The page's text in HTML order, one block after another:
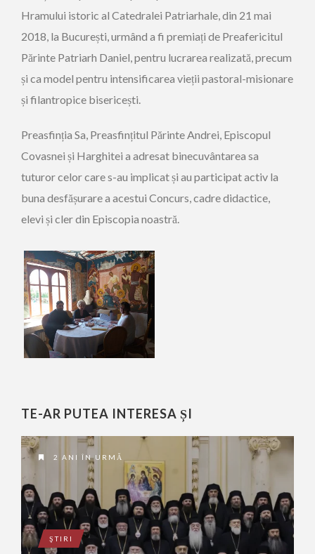
Hramului istoric al Catedralei Patriarhale, din 21 mai
2018, la București, urmând a fi premiați de Preafericitul
Părinte Patriarh Daniel, pentru lucrarea realizată, precum
și ca model pentru intensificarea vieții pastoral-misionare
și filantropice bisericești.
Preasfinția Sa, Preasfințitul Părinte Andrei, Episcopul
Covasnei și Harghitei a adresat binecuvântarea sa
tuturor celor care s-au implicat și au participat activ la
buna desfășurare a acestui Concurs, cadre didactice,
elevi și cler din Episcopia noastră.
TE-AR PUTEA INTERESA ȘI
2 ANI ÎN URMĂ
ŞTIRI